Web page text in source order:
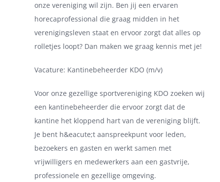
onze vereniging wil zijn. Ben jij een ervaren
horecaprofessional die graag midden in het
verenigingsleven staat en ervoor zorgt dat alles op
rolletjes loopt? Dan maken we graag kennis met je!
Vacature: Kantinebeheerder KDO (m/v)
Voor onze gezellige sportvereniging KDO zoeken wij
een kantinebeheerder die ervoor zorgt dat de
kantine het kloppend hart van de vereniging blijft.
Je bent h&eacute;t aanspreekpunt voor leden,
bezoekers en gasten en werkt samen met
vrijwilligers en medewerkers aan een gastvrije,
professionele en gezellige omgeving.